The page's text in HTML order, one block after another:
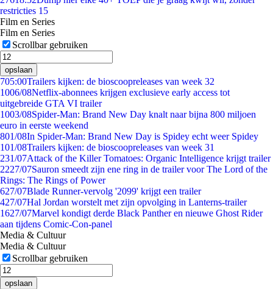
restricties 15
Film en Series
Film en Series
Scrollbar gebruiken
opslaan
705:00Trailers kijken: de bioscoopreleases van week 32
1006/08Netflix-abonnees krijgen exclusieve early access tot
uitgebreide GTA VI trailer
1003/08Spider-Man: Brand New Day knalt naar bijna 800 miljoen
euro in eerste weekend
801/08In Spider-Man: Brand New Day is Spidey echt weer Spidey
101/08Trailers kijken: de bioscoopreleases van week 31
231/07Attack of the Killer Tomatoes: Organic Intelligence krijgt trailer
2227/07Sauron smeedt zijn ene ring in de trailer voor The Lord of the
Rings: The Rings of Power
627/07Blade Runner-vervolg '2099' krijgt een trailer
427/07Hal Jordan worstelt met zijn opvolging in Lanterns-trailer
1627/07Marvel kondigt derde Black Panther en nieuwe Ghost Rider
aan tijdens Comic-Con-panel
Media & Cultuur
Media & Cultuur
Scrollbar gebruiken
opslaan